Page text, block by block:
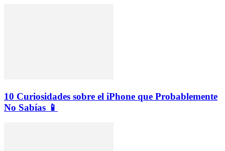
10 Curiosidades sobre el iPhone que Probablemente
No Sabías 📱